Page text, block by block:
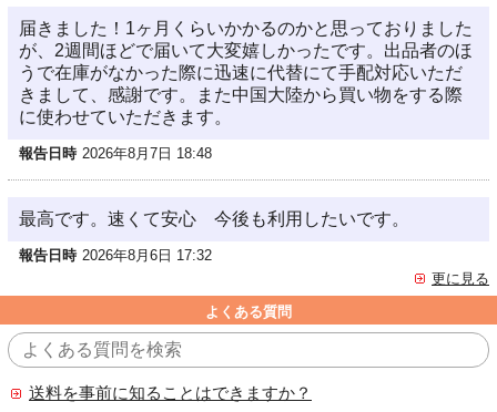
届きました！1ヶ月くらいかかるのかと思っておりました
が、2週間ほどで届いて大変嬉しかったです。出品者のほ
うで在庫がなかった際に迅速に代替にて手配対応いただ
きまして、感謝です。また中国大陸から買い物をする際
に使わせていただきます。
報告日時 2026年8月7日 18:48
最高です。速くて安心 今後も利用したいです。
報告日時 2026年8月6日 17:32
更に見る
よくある質問
送料を事前に知ることはできますか？